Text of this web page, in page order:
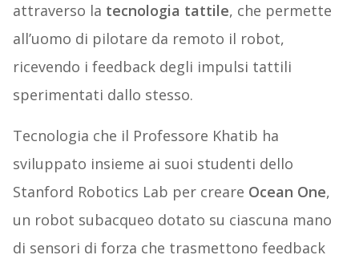
attraverso la tecnologia tattile, che permette
all’uomo di pilotare da remoto il robot,
ricevendo i feedback degli impulsi tattili
sperimentati dallo stesso.
Tecnologia che il Professore Khatib ha
sviluppato insieme ai suoi studenti dello
Stanford Robotics Lab per creare Ocean One,
un robot subacqueo dotato su ciascuna mano
di sensori di forza che trasmettono feedback